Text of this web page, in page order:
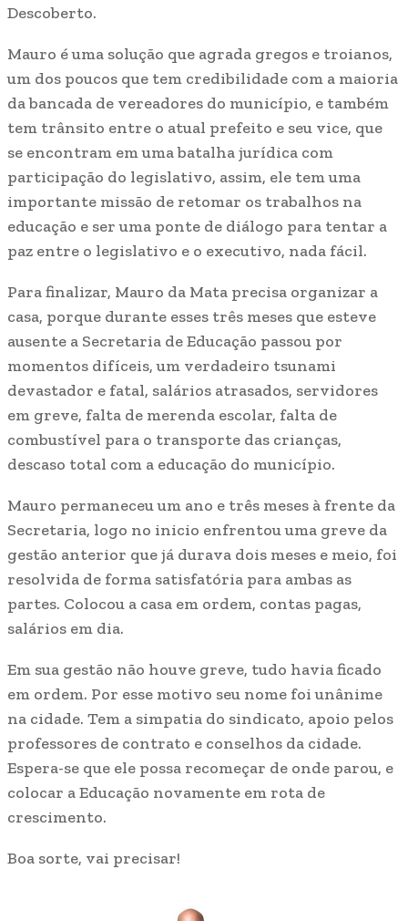
Descoberto.
Mauro é uma solução que agrada gregos e troianos,
um dos poucos que tem credibilidade com a maioria
da bancada de vereadores do município, e também
tem trânsito entre o atual prefeito e seu vice, que
se encontram em uma batalha jurídica com
participação do legislativo, assim, ele tem uma
importante missão de retomar os trabalhos na
educação e ser uma ponte de diálogo para tentar a
paz entre o legislativo e o executivo, nada fácil.
Para finalizar, Mauro da Mata precisa organizar a
casa, porque durante esses três meses que esteve
ausente a Secretaria de Educação passou por
momentos difíceis, um verdadeiro tsunami
devastador e fatal, salários atrasados, servidores
em greve, falta de merenda escolar, falta de
combustível para o transporte das crianças,
descaso total com a educação do município.
Mauro permaneceu um ano e três meses à frente da
Secretaria, logo no inicio enfrentou uma greve da
gestão anterior que já durava dois meses e meio, foi
resolvida de forma satisfatória para ambas as
partes. Colocou a casa em ordem, contas pagas,
salários em dia.
Em sua gestão não houve greve, tudo havia ficado
em ordem. Por esse motivo seu nome foi unânime
na cidade. Tem a simpatia do sindicato, apoio pelos
professores de contrato e conselhos da cidade.
Espera-se que ele possa recomeçar de onde parou, e
colocar a Educação novamente em rota de
crescimento.
Boa sorte, vai precisar!